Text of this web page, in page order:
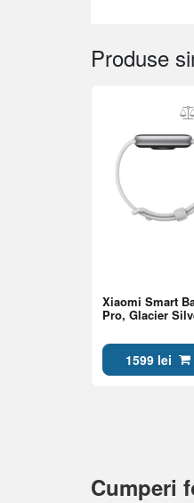
Produse
Xiaomi Smart
Pro, Glacier
1599 lei
Cumperi